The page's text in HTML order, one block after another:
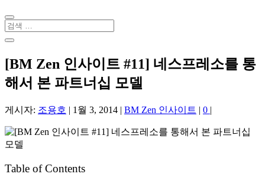
[BM Zen 인사이트 #11] 네스프레소를 통
해서 본 파트너십 모델
게시자: 조용호 | 1월 3, 2014 | BM Zen 인사이트 | 0 |
Table of Contents